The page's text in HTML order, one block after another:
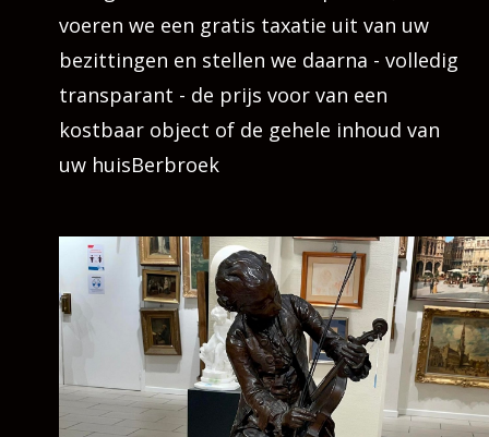
voeren we een gratis taxatie uit van uw
bezittingen en stellen we daarna - volledig
transparant - de prijs voor van een
kostbaar object of de gehele inhoud van
uw huisBerbroek